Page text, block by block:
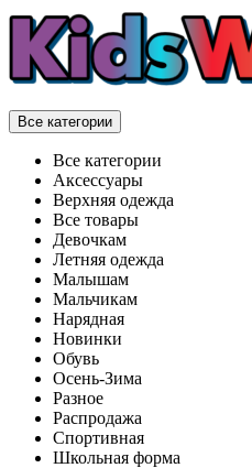
Все категории
Все категории
Аксессуары
Верхняя одежда
Все товары
Девочкам
Летняя одежда
Малышам
Мальчикам
Нарядная
Новинки
Обувь
Осень-Зима
Разное
Распродажа
Спортивная
Школьная форма